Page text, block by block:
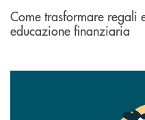
Come trasformare regali
educazione finanziaria